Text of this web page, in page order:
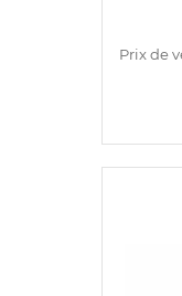
Prix de